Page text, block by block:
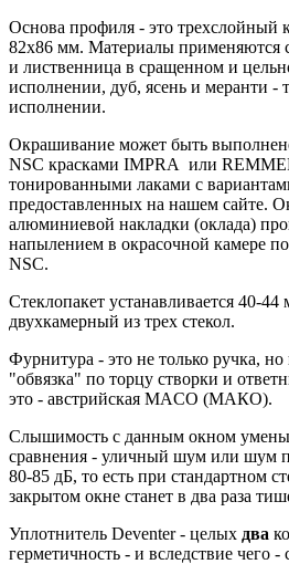
Основа профиля - это трехслойный
82х86 мм. Материалы применяются
и лиственница в сращенном и
исполнении, дуб, ясень и меранти -
исполнении.
Окрашивание может быть
NSC красками IMPRA или
тонированными лаками с
предоставленных на нашем сайте.
алюминиевой накладки (оклада)
напылением в окрасочной камере
NSC.
Стеклопакет устанавливается 40-
двухкамерный из трех стекол.
Фурнитура - это не только ручка, но
"обвязка" по торцу створки и
это - австрийская MACO (МАКО).
Слышимость с данным окном
сравнения - уличный шум или шум
80-85 дБ, то есть при стандартном
закрытом окне станет в два раза
Уплотнитель Deventer - целых два
герметичность - и вследствие чего -